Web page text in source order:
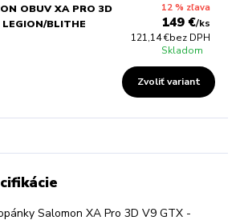
OBUV XA PRO 3D
BLITHE
12 % zľava
149 €/ks
121,14 €bez DPH
Skladom
Zvoliť variant
Salomon XA Pro 3D V9 GTX -